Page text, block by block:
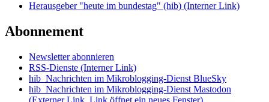
Herausgeber "heute im bundestag" (hib) (Interner Link)
Abonnement
Newsletter abonnieren
RSS-Dienste (Interner Link)
hib_Nachrichten im Mikroblogging-Dienst BlueSky
hib_Nachrichten im Mikroblogging-Dienst Mastodon
(Externer Link, Link öffnet ein neues Fenster)